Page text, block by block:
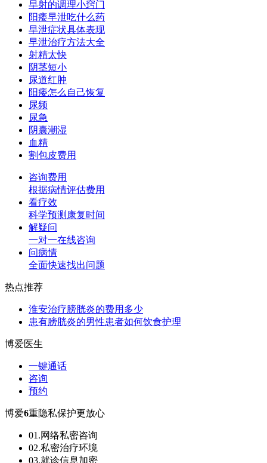
早射的调理小窍门
阳痿早泄吃什么药
早泄症状具体表现
早泄治疗方法大全
射精太快
阴茎短小
尿道红肿
阳痿怎么自己恢复
尿频
尿急
阴囊潮湿
血精
割包皮费用
咨询费用
根据病情评估费用
看疗效
科学预测康复时间
解疑问
一对一在线咨询
问病情
全面快速找出问题
热点推荐
淮安治疗膀胱炎的费用多少
患有膀胱炎的男性患者如何饮食护理
博爱医生
一键通话
咨询
预约
博爱6重隐私保护更放心
01.网络私密咨询
02.私密治疗环境
03.就诊信息加密